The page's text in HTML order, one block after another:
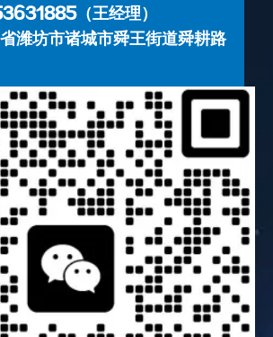
（王经理）
潍坊市诸城市舜王街道舜耕路